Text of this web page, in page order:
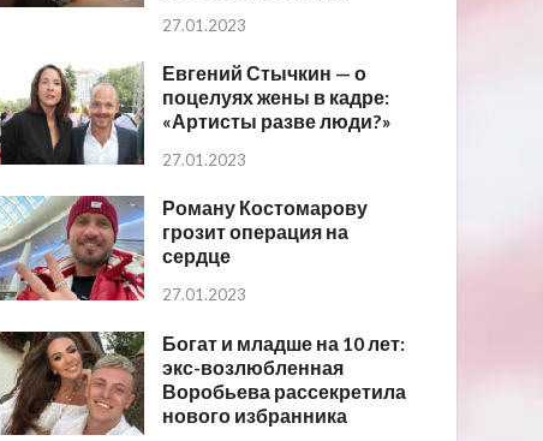
27.01.2023
Евгений Стычкин — о
поцелуях жены в кадре:
«Артисты разве люди?»
27.01.2023
Роману Костомарову
грозит операция на
сердце
27.01.2023
Богат и младше на 10 лет:
экс-возлюбленная
Воробьева рассекретила
нового избранника